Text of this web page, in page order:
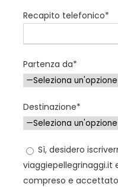
Recapito telefonico*
Partenza da*
Destinazione*
Sì, desidero
compreso e
Compatibilmente con
i Figli del Divino Amore
Macijno Selo di Padre